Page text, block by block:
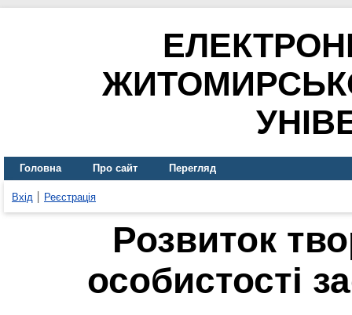
Головна Про сайт Перегляд
Вхід Реєстрація
Розвиток
особистості